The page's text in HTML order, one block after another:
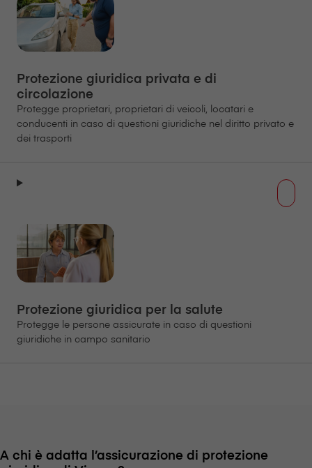
Protezione giuridica privata e di
circolazione
Protegge proprietari, proprietari di veicoli, locatari e
conducenti in caso di questioni giuridiche nel diritto privato e
dei trasporti
Protezione giuridica per la salute
Protegge le persone assicurate in caso di questioni
giuridiche in campo sanitario
A chi è adatta l’assicurazione di protezione